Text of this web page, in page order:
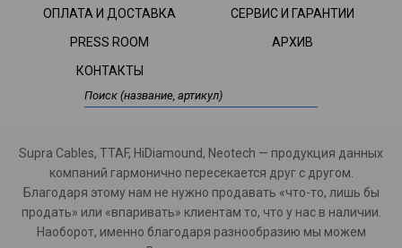
ОПЛАТА И ДОСТАВКА
СЕРВИС И ГАРАНТИИ
PRESS ROOM
АРХИВ
КОНТАКТЫ
Supra Cables, TTAF, HiDiamound, Neotech — продукция данных
компаний гармонично пересекается друг с другом.
Благодаря этому нам не нужно продавать «что-то, лишь бы
продать» или «впаривать» клиентам то, что у нас в наличии.
Наоборот, именно благодаря разнообразию мы можем